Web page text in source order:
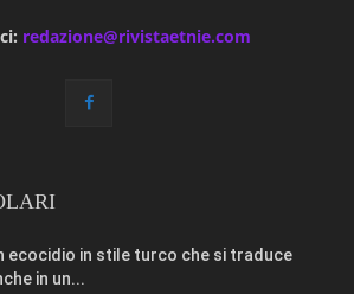
redazione@rivistaetnie.com
ecocidio in stile turco che si traduce
in un...